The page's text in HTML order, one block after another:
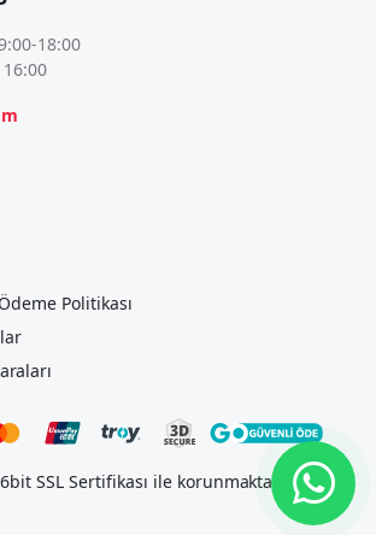
18:00
Politikası
SSL Sertifikası ile korunmaktadır.